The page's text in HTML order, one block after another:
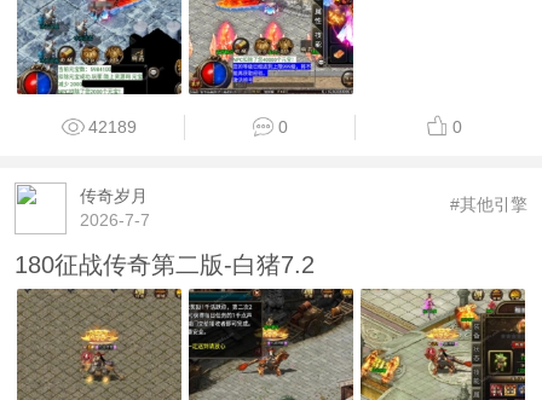
42189 0 0
传奇岁月
2026-7-7
#其他引擎
180征战传奇第二版-白猪7.2